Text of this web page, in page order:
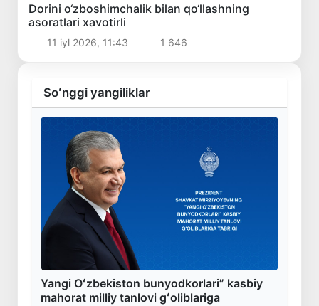
Dorini o‘zboshimchalik bilan qo‘llashning
asoratlari xavotirli
11 iyl 2026, 11:43 1 646
Soʻnggi yangiliklar
Yangi Oʻzbekiston bunyodkorlari” kasbiy
mahorat milliy tanlovi gʻoliblariga